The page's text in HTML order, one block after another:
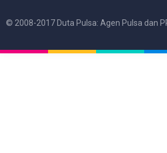
© 2008-2017 Duta Pulsa: Agen Pulsa dan